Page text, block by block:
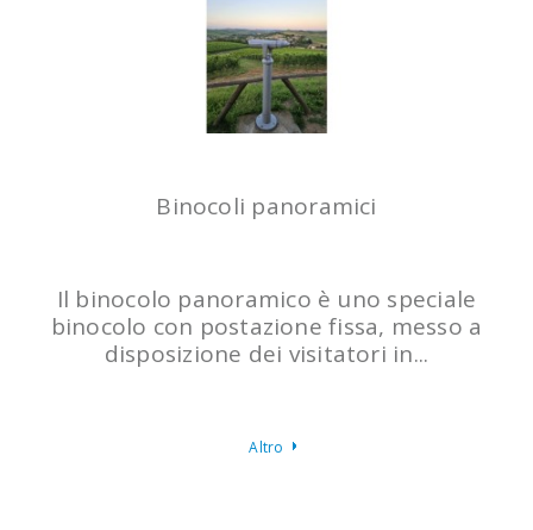
GLI ORDINI SARANNO EVASI
Binocoli panoramici
Il binocolo panoramico è uno speciale
binocolo con postazione fissa, messo a
disposizione dei visitatori in...
Altro